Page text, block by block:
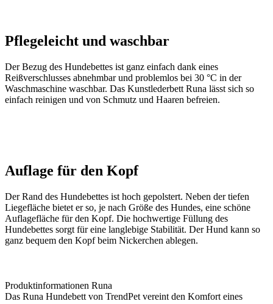
Pflegeleicht und waschbar
Der Bezug des Hundebettes ist ganz einfach dank eines
Reißverschlusses abnehmbar und problemlos bei 30 °C in der
Waschmaschine waschbar. Das Kunstlederbett Runa lässt sich so
einfach reinigen und von Schmutz und Haaren befreien.
Auflage für den Kopf
Der Rand des Hundebettes ist hoch gepolstert. Neben der tiefen
Liegefläche bietet er so, je nach Größe des Hundes, eine schöne
Auflagefläche für den Kopf. Die hochwertige Füllung des
Hundebettes sorgt für eine langlebige Stabilität. Der Hund kann so
ganz bequem den Kopf beim Nickerchen ablegen.
Produktinformationen Runa
Das Runa Hundebett von TrendPet vereint den Komfort eines